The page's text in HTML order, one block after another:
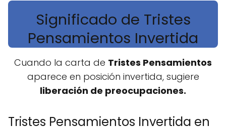
Significado de Tristes
Pensamientos Invertida
Cuando la carta de Tristes Pensamientos
aparece en posición invertida, sugiere
liberación de preocupaciones.
Tristes Pensamientos Invertida en